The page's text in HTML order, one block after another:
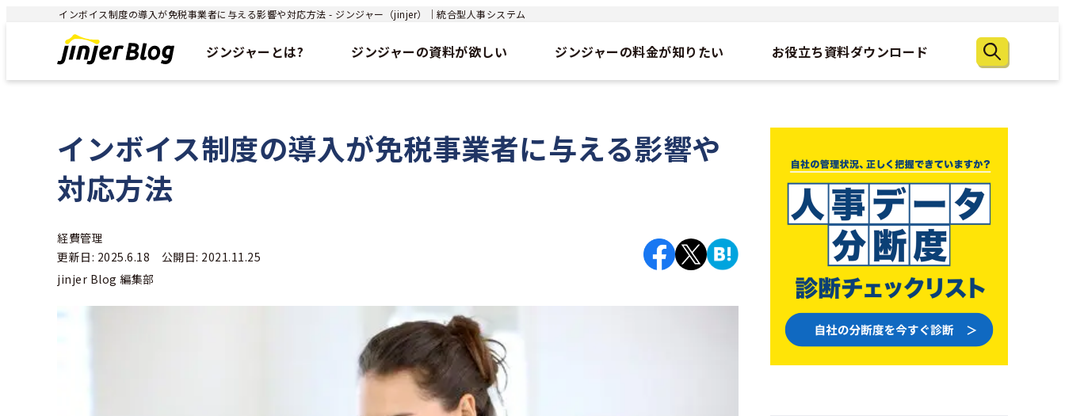
インボイス制度の導入が免税事業者に与える影響や対応方法 - ジンジャー（jinjer）｜統合型人事システム
ジンジャーとは? ジンジャーの資料が欲しい ジンジャーの料金が知りたい お役立ち資料ダウンロード
インボイス制度の導入が免税事業者に与える影響や
対応方法
経費管理
更新日: 2025.6.18 公開日: 2021.11.25
jinjer Blog 編集部